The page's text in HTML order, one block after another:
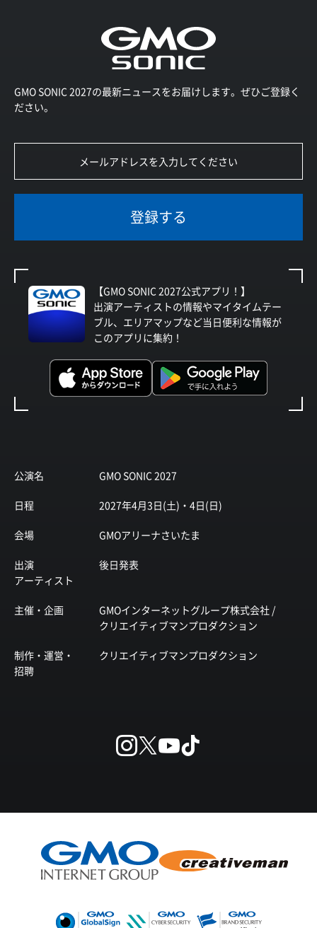
公演名 GMO SONIC 2027
日程 2027年4月3日(土)・4日(日)
会場 GMOアリーナさいたま
出演
アーティスト
後日発表
主催・企画
GMOインターネットグループ株式会社 /
クリエイティブマンプロダクション
制作・運営・
招聘
クリエイティブマンプロダクション
GMO SONIC 2027の最新ニュースをお届けします。ぜひご登録く
ださい。
登録する
【GMO SONIC 2027公式アプリ！】
出演アーティストの情報やマイタイムテー
ブル、エリアマップなど当日便利な情報が
このアプリに集約！